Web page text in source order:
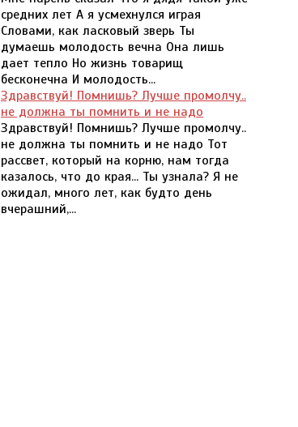
средних лет А я усмехнулся играя
Словами, как ласковый зверь Ты
думаешь молодость вечна Она лишь
дает тепло Но жизнь товарищ
бесконечна И молодость...
Здравствуй! Помнишь? Лучше промолчу..
не должна ты помнить и не надо
Здравствуй! Помнишь? Лучше промолчу..
не должна ты помнить и не надо Тот
рассвет, который на корню, нам тогда
казалось, что до края... Ты узнала? Я не
ожидал, много лет, как будто день
вчерашний,...